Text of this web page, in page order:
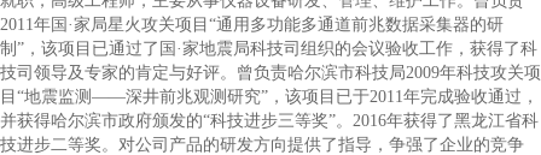
2011年国·家局星火攻关项目“通用多功能多通道前兆数据采集器的研
制”，该项目已通过了国·家地震局科技司组织的会议验收工作，获得了科
技司领导及专家的肯定与好评。曾负责哈尔滨市科技局2009年科技攻关项
目“地震监测——深井前兆观测研究”，该项目已于2011年完成验收通过，
并获得哈尔滨市政府颁发的“科技进步三等奖”。2016年获得了黑龙江省科
技进步二等奖。对公司产品的研发方向提供了指导，争强了企业的竞争